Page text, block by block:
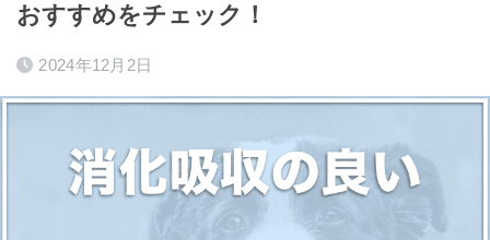
おすすめをチェック！
2024年12月2日